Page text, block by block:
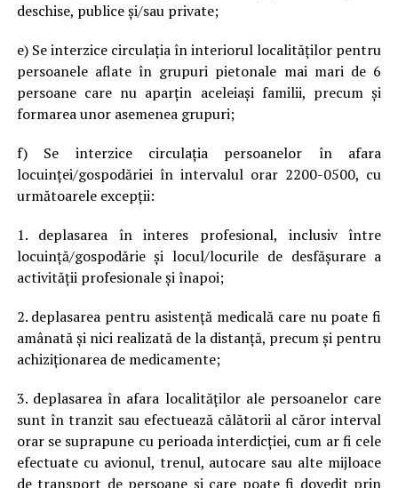
deschise, publice și/sau private;
e) Se interzice circulația în interiorul localităților pentru
persoanele aflate în grupuri pietonale mai mari de 6
persoane care nu aparțin aceleiași familii, precum și
formarea unor asemenea grupuri;
f) Se interzice circulația persoanelor în afara
locuinței/gospodăriei în intervalul orar 2200-0500, cu
următoarele excepții:
1. deplasarea în interes profesional, inclusiv între
locuință/gospodărie și locul/locurile de desfășurare a
activității profesionale și înapoi;
2. deplasarea pentru asistență medicală care nu poate fi
amânată și nici realizată de la distanță, precum și pentru
achiziționarea de medicamente;
3. deplasarea în afara localităților ale persoanelor care
sunt în tranzit sau efectuează călătorii al căror interval
orar se suprapune cu perioada interdicției, cum ar fi cele
efectuate cu avionul, trenul, autocare sau alte mijloace
de transport de persoane și care poate fi dovedit prin